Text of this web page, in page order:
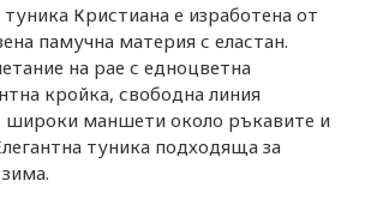
Кристиана е изработена от
памучна материя с еластан.
на рае с едноцветна
кройка, свободна линия
широки маншети около ръкавите и
туника подходяща за